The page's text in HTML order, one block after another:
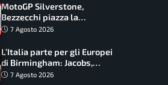
MotoGP Silverstone,
Bezzecchi piazza la
zampata: Aprilia domina,
7 Agosto 2026
L’Italia parte per gli Europei
di Birmingham: Jacobs,
Tamberi e Battocletti
7 Agosto 2026